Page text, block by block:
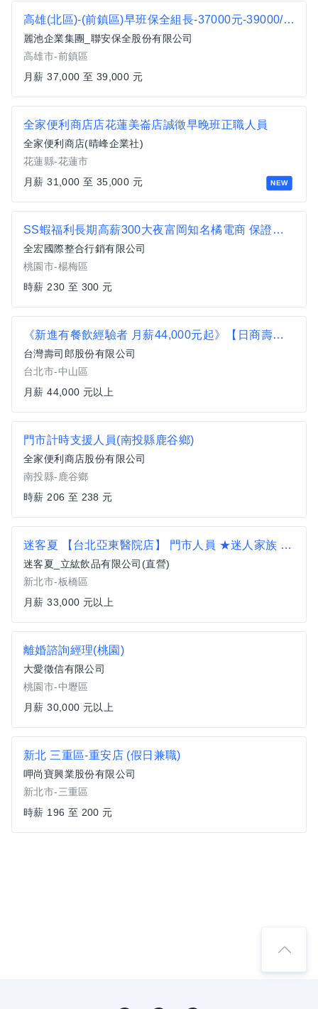
高雄(北區)-(前鎮區)早班保全組長-37000元-39000/週休二日、國定假日休-任經理
麗池企業集團_聯安保全股份有限公司
高雄市-前鎮區
月薪 37,000 至 39,000 元
NEW
全家便利商店店花蓮美崙店誠徵早晚班正職人員
全家便利商店(晴峰企業社)
花蓮縣-花蓮市
月薪 31,000 至 35,000 元
SS蝦福利長期高薪300大夜富岡知名橘電商 保證有班 楊梅 富岡 湖口 楊梅和平路
全宏國際整合行銷有限公司
桃園市-楊梅區
時薪 230 至 300 元
《新進有餐飲經驗者 月薪44,000元起》【日商壽司郎】台北民權建國店-正職人員★歡迎二度就業★
台灣壽司郎股份有限公司
台北市-中山區
月薪 44,000 元以上
門市計時支援人員(南投縣鹿谷鄉)
全家便利商店股份有限公司
南投縣-鹿谷鄉
時薪 206 至 238 元
迷客夏 【台北亞東醫院店】 門市人員 ★迷人家族 歡迎社會新鮮人 勇敢 逐夢 33K起薪 擴大徵才
迷客夏_立紘飲品有限公司(直營)
新北市-板橋區
月薪 33,000 元以上
離婚諮詢經理(桃園)
大愛徵信有限公司
桃園市-中壢區
月薪 30,000 元以上
新北 三重區-重安店 (假日兼職)
呷尚寶興業股份有限公司
新北市-三重區
時薪 196 至 200 元